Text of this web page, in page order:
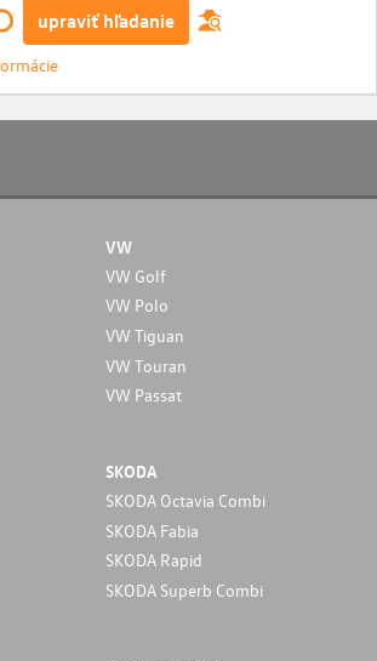
upraviť hľadanie
VW
VW Golf
VW Polo
VW Tiguan
VW Touran
VW Passat
SKODA
SKODA Octavia Combi
SKODA Fabia
SKODA Rapid
SKODA Superb Combi